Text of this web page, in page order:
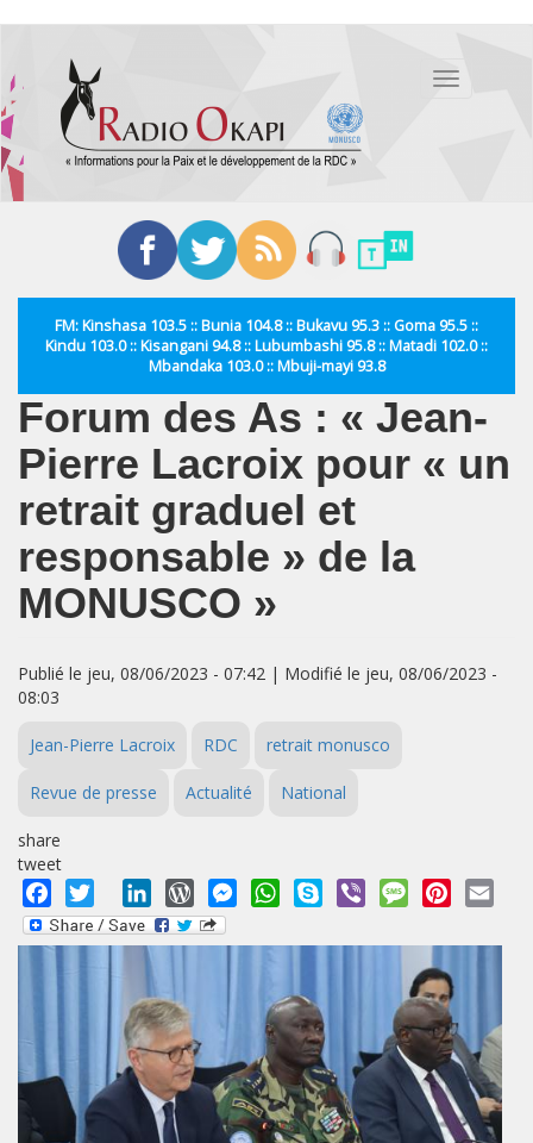
contenu
principal
Toggle
FM: Kinshasa 103.5 :: Bunia 104.8 :: Bukavu 95.3 :: Goma 95.5 ::
Kindu 103.0 :: Kisangani 94.8 :: Lubumbashi 95.8 :: Matadi 102.0 ::
Mbandaka 103.0 :: Mbuji-mayi 93.8
Forum des As : « Jean-
Pierre Lacroix pour « un
retrait graduel et
responsable » de la
MONUSCO »
Publié le jeu, 08/06/2023 - 07:42 | Modifié le jeu, 08/06/2023 -
08:03
Jean-Pierre Lacroix RDC retrait monusco
Revue de presse Actualité National
share
tweet
Facebook
Twitter LinkedInWordPressMessengerWhatsApp
Skype Viber MessagePinterest